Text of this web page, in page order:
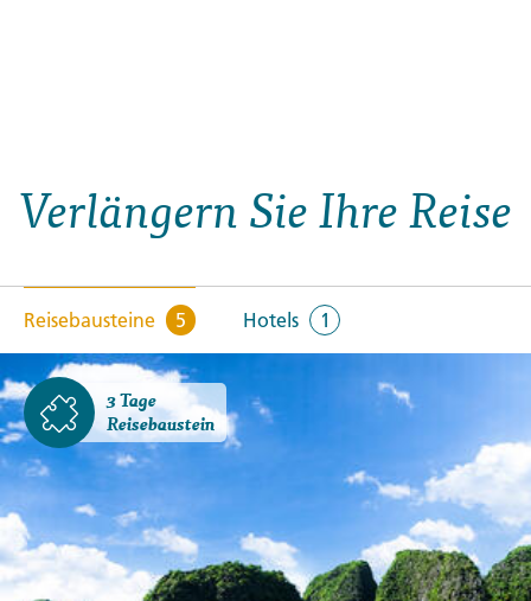
Verlängern Sie Ihre Reise
Reisebausteine 5 Hotels 1
3 Tage
Reisebaustein